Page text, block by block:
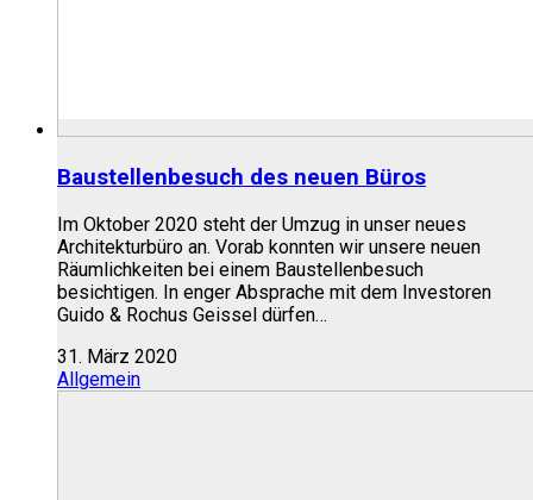
Baustellenbesuch des neuen Büros
Im Oktober 2020 steht der Umzug in unser neues
Architekturbüro an. Vorab konnten wir unsere neuen
Räumlichkeiten bei einem Baustellenbesuch
besichtigen. In enger Absprache mit dem Investoren
Guido & Rochus Geissel dürfen…
31. März 2020
Allgemein